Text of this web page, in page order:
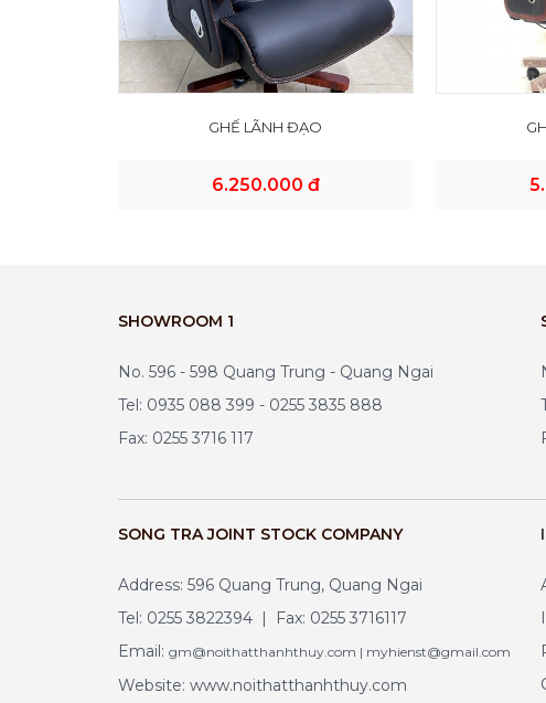
GHẾ LÃNH ĐẠO
6.250.000 đ
SHOWROOM 1
No. 596 - 598 Quang Trung - Quang Ngai
Tel: 0935 088 399 - 0255 3835 888
Fax: 0255 3716 117
SONG TRA JOINT STOCK COMPANY
Address: 596 Quang Trung, Quang Ngai
Tel: 0255 3822394 | Fax: 0255 3716117
Email: gm@noithatthanhthuy.com | myhienst@gmail.com
Website: www.noithatthanhthuy.com